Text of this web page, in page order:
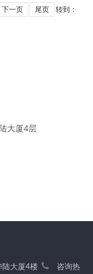
下一页 尾页 转到：
大厦4层
陆大厦4楼
咨询热